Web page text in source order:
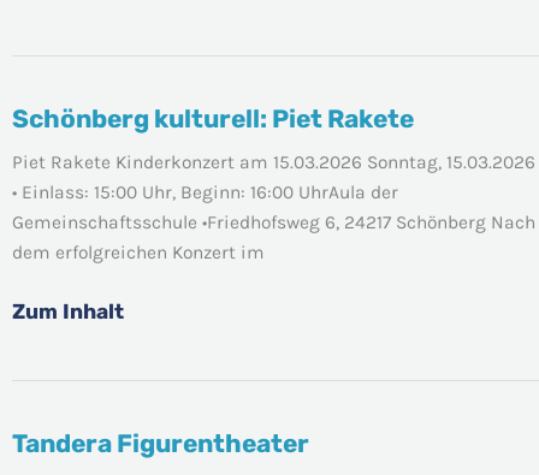
Schönberg kulturell: Piet Rakete
Piet Rakete Kinderkonzert am 15.03.2026 Sonntag, 15.03.2026
• Einlass: 15:00 Uhr, Beginn: 16:00 UhrAula der
Gemeinschaftsschule •Friedhofsweg 6, 24217 Schönberg Nach
dem erfolgreichen Konzert im
Schönberg
Piet
Rakete
Zum Inhalt
Tandera Figurentheater
Tandera